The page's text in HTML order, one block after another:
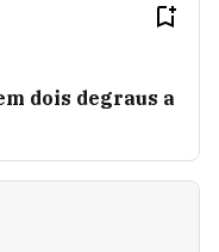
dois degraus a